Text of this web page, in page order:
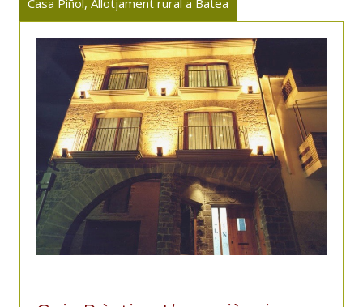
Casa Piñol, Allotjament rural a Batea